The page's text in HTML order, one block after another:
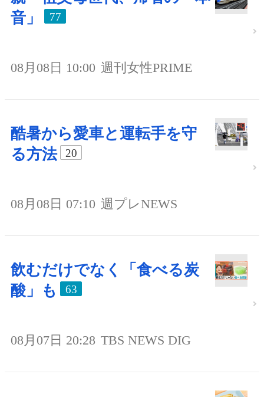
音」
77
08月08日 10:00 週刊女性PRIME
酷暑から愛車と運転手を守
る方法
20
08月08日 07:10 週プレNEWS
飲むだけでなく「食べる炭
酸」も
63
08月07日 20:28 TBS NEWS DIG